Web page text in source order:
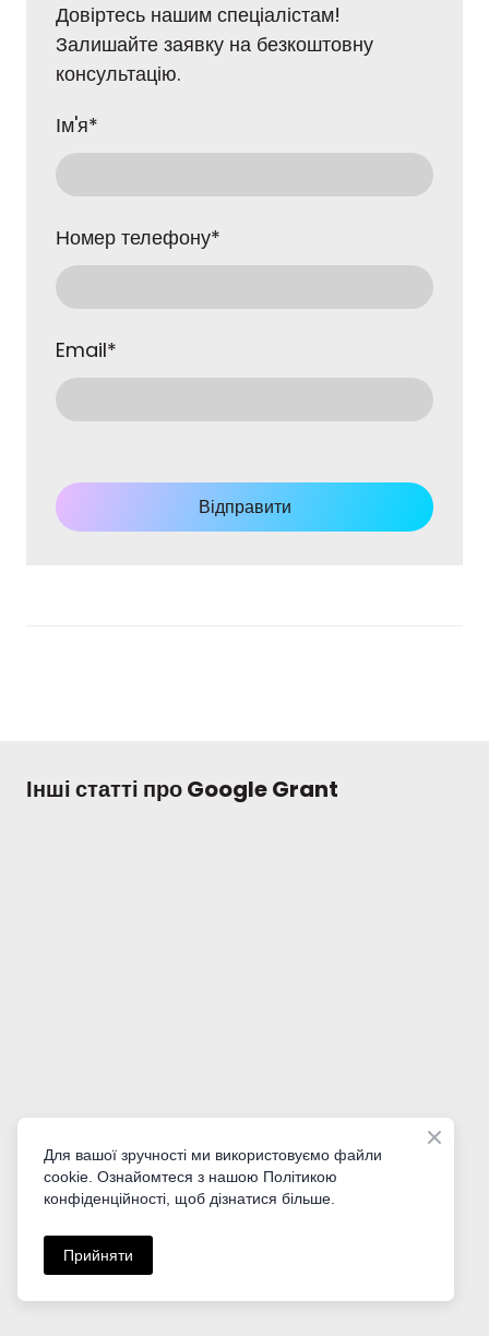
Довіртесь нашим спеціалістам!
Залишайте заявку на безкоштовну
консультацію.
Ім'я*
Номер телефону*
Email*
Відправити
Інші статті про Google Grant
Google Grants для НКО
Усе, що потрібно знати про гранти Google
Читати
Для вашої зручності ми використовуємо файли
cookie. Ознайомтеся з нашою Політикою
конфіденційності, щоб дізнатися більше.
Прийняти